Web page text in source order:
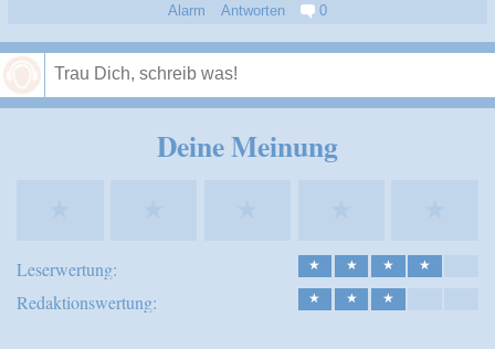
Alarm Antworten 0
Deine Meinung
Leserwertung: ★ ★ ★ ★
Redaktionswertung: ★ ★ ★